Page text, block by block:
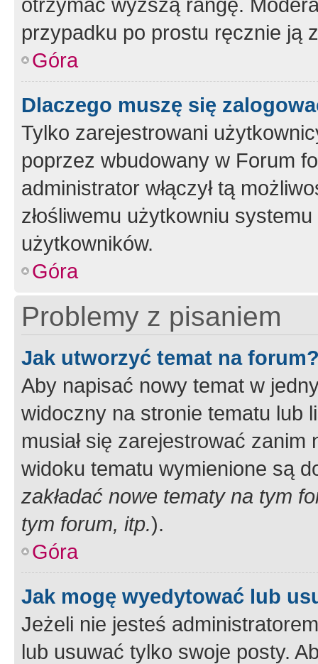
przypadku po prostu ręcznie ją
Góra
Dlaczego muszę się
Tylko zarejestrowani
poprzez wbudowany w Forum
administrator włączył tą
złośliwemu użytkowniu
użytkowników.
Góra
Problemy z pisaniem
Jak utworzyć temat na
Aby napisać nowy temat w
widoczny na stronie tematu lub
musiał się zarejestrować
widoku tematu wymienione są
zakładać nowe tematy na tym
tym forum, itp.).
Góra
Jak mogę wyedytować lub
Jeżeli nie jesteś
lub usuwać tylko swoje posty.